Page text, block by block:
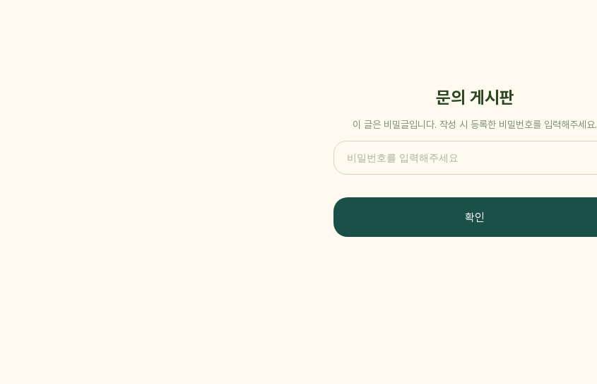
문의 게시판
이 글은 비밀글입니다. 작성 시 등록한 비밀번호를 입력해주세요.
확인